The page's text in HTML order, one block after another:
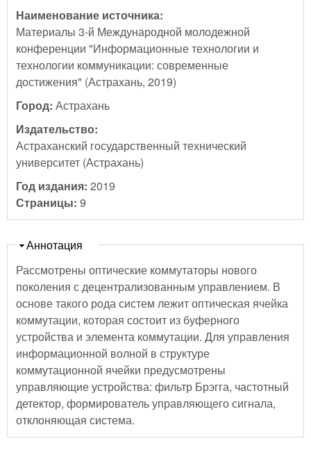
Наименование источника:
Материалы 3-й Международной молодежной
конференции "Информационные технологии и
технологии коммуникации: современные
достижения" (Астрахань, 2019)
Город: Астрахань
Издательство:
Астраханский государственный технический
университет (Астрахань)
Год издания: 2019
Страницы: 9
Скрыть
Аннотация
Рассмотрены оптические коммутаторы нового
поколения с децентрализованным управлением. В
основе такого рода систем лежит оптическая ячейка
коммутации, которая состоит из буферного
устройства и элемента коммутации. Для управления
информационной волной в структуре
коммутационной ячейки предусмотрены
управляющие устройства: фильтр Брэгга, частотный
детектор, формирователь управляющего сигнала,
отклоняющая система.